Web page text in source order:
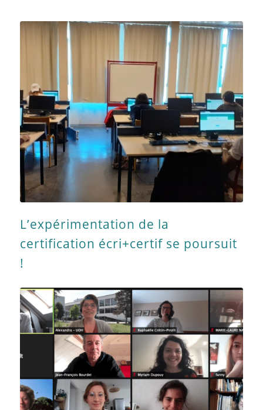
L’expérimentation de la
certification écri+certif se poursuit
!